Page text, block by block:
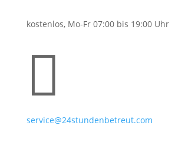
kostenlos, Mo-Fr 07:00 bis 19:00 Uhr

service@24stundenbetreut.com